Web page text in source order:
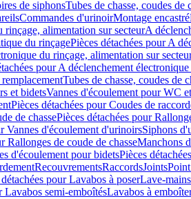
de siphonsTubes de chasse, coudes de
Commandes d'urinoirMontage encastré
rinçage, alimentation sur secteurA
du rinçagePièces détachées pour A
du rinçage, alimentation sur
pour A déclenchement
Tubes de chasse, coudes de
et bidetsVannes d'écoulement pour WC
Pièces détachées pour Coudes de
de chassePièces détachées pour
Vannes d'écoulement d'urinoirsSiphons
Rallonges de coude de chasseManchons
d'écoulement pour bidetsPièces
RecouvrementsRaccordsJoints
pour Lavabos à poserLave-mains
Lavabos semi-emboîtésLavabos à